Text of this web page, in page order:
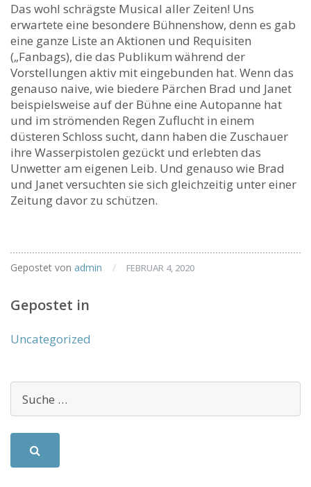
Das wohl schrägste Musical aller Zeiten! Uns
erwartete eine besondere Bühnenshow, denn es gab
eine ganze Liste an Aktionen und Requisiten
(„Fanbags), die das Publikum während der
Vorstellungen aktiv mit eingebunden hat. Wenn das
genauso naive, wie biedere Pärchen Brad und Janet
beispielsweise auf der Bühne eine Autopanne hat
und im strömenden Regen Zuflucht in einem
düsteren Schloss sucht, dann haben die Zuschauer
ihre Wasserpistolen gezückt und erlebten das
Unwetter am eigenen Leib. Und genauso wie Brad
und Janet versuchten sie sich gleichzeitig unter einer
Zeitung davor zu schützen.
Gepostet von admin / FEBRUAR 4, 2020
Gepostet in
Uncategorized